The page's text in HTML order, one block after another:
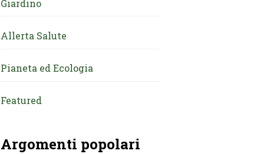
Giardino
Allerta Salute
Pianeta ed Ecologia
Featured
Argomenti popolari